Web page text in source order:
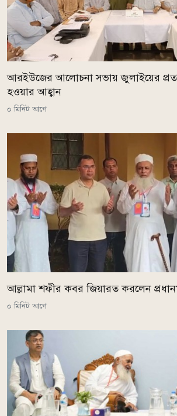
আরইউজের আলোচনা সভায় জুলাইয়ের
হওয়ার আহ্বান
০ মিনিট আগে
আল্লামা শফীর কবর জিয়ারত করলেন
০ মিনিট আগে